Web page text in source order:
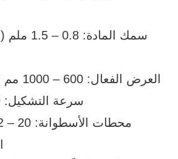
العرض الفعال: 600 – 1000 مم (قابل للتخصيص)
سرعة التشكيل: 10 – 15 م/دقيقة